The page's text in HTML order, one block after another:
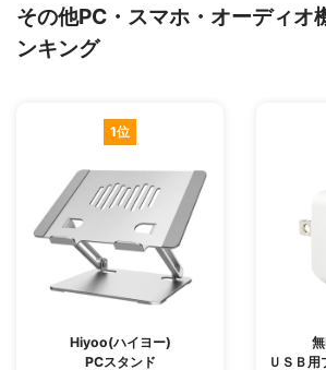
その他PC・スマホ・オーディオ
ンキング
1位
Hiyoo(ハイヨー)
PCスタンド
ＵＳＢ